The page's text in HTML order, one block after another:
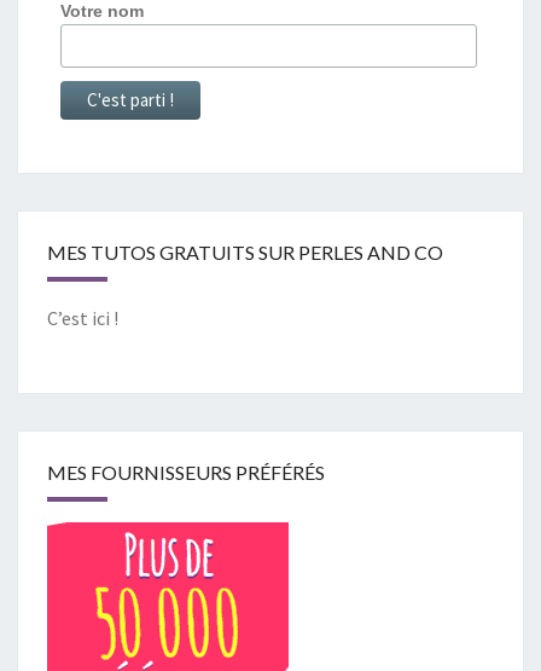
Votre nom
MES TUTOS GRATUITS SUR PERLES AND CO
C’est ici !
MES FOURNISSEURS PRÉFÉRÉS